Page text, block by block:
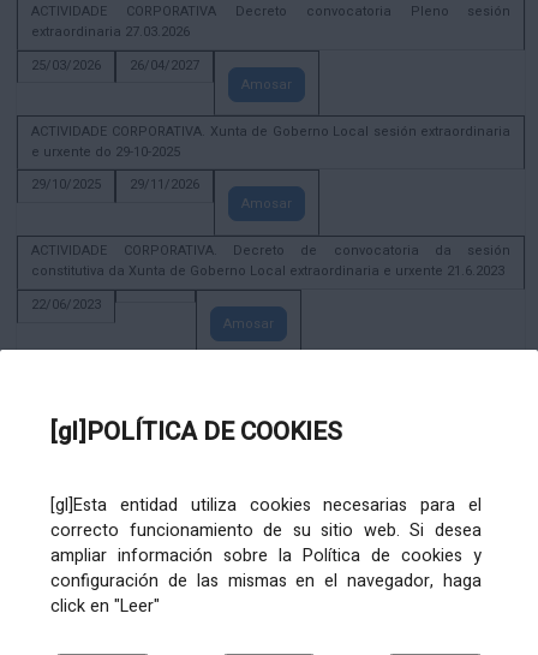
[gl]POLÍTICA DE COOKIES
[gl]Esta entidad utiliza cookies necesarias para el
correcto funcionamiento de su sitio web. Si desea
ampliar información sobre la Política de cookies y
configuración de las mismas en el navegador, haga
click en "Leer"
ACTIVIDADE CORPORATIVA Decreto convocatoria Pleno sesión
extraordinaria 27.03.2026
25/03/2026
26/04/2027
Amosar
ACTIVIDADE CORPORATIVA. Xunta de Goberno Local sesión extraordinaria
e urxente do 29-10-2025
29/10/2025
29/11/2026
Amosar
ACTIVIDADE CORPORATIVA. Decreto de convocatoria da sesión
constitutiva da Xunta de Goberno Local extraordinaria e urxente 21.6.2023
22/06/2023
Amosar
Amosar
28/12/2020
Amosar
ACTIVIDADE CORPORATIVA. Extracto do Pleno ordinario de data 2.7.2020